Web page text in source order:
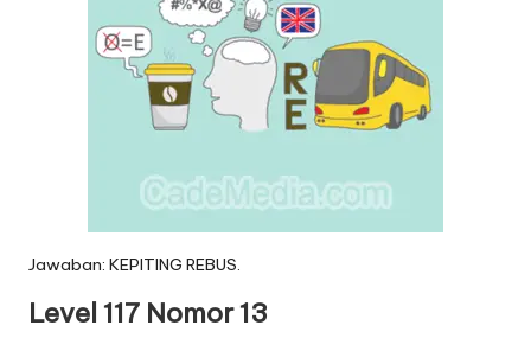
Jawaban: KEPITING REBUS.
Level 117 Nomor 13